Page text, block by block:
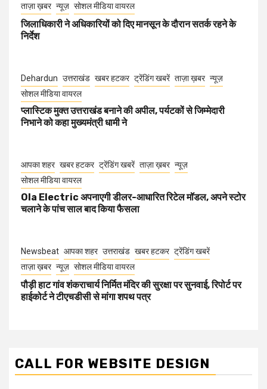
ताज़ा ख़बर न्यूज़ सोशल मीडिया वायरल
जिलाधिकारी ने अधिकारियों को दिए मानसून के दौरान सतर्क रहने के
निर्देश
Dehardun उत्तराखंड खबर हटकर ट्रेंडिंग खबरें ताज़ा ख़बर न्यूज़
सोशल मीडिया वायरल
प्लास्टिक मुक्त उत्तराखंड बनाने की अपील, पर्यटकों से जिम्मेदारी
निभाने को कहा मुख्यमंत्री धामी ने
आपका शहर खबर हटकर ट्रेंडिंग खबरें ताज़ा ख़बर न्यूज़
सोशल मीडिया वायरल
Ola Electric अपनाएगी डीलर-आधारित रिटेल मॉडल, अपने स्टोर
चलाने के पांच साल बाद किया फैसला
Newsbeat आपका शहर उत्तराखंड खबर हटकर ट्रेंडिंग खबरें
ताज़ा ख़बर न्यूज़ सोशल मीडिया वायरल
पौड़ी हाट गांव शंकराचार्य निर्मित मंदिर की सुरक्षा पर सुनवाई, रिपोर्ट पर
हाईकोर्ट ने टीएचडीसी से मांगा शपथ पत्र
CALL FOR WEBSITE DESIGN